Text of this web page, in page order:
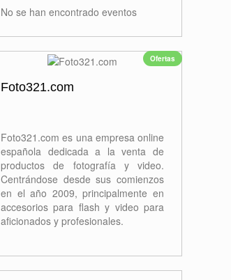
No se han encontrado eventos
Ofertas
Foto321.com
Foto321.com es una empresa online
española dedicada a la venta de
productos de fotografía y video.
Centrándose desde sus comienzos
en el año 2009, principalmente en
accesorios para flash y video para
aficionados y profesionales.